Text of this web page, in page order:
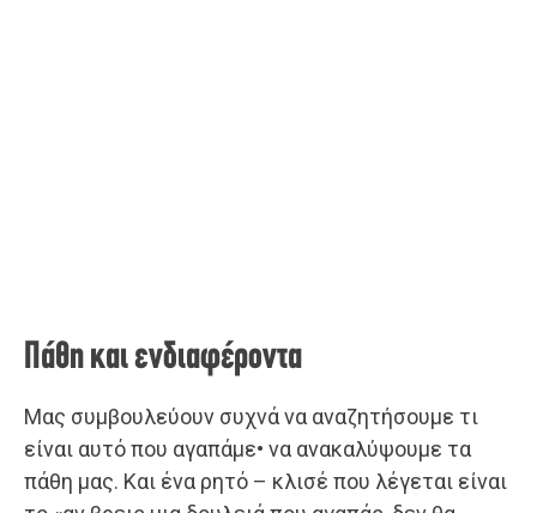
Πάθη και ενδιαφέροντα
Μας συμβουλεύουν συχνά να αναζητήσουμε τι
είναι αυτό που αγαπάμε• να ανακαλύψουμε τα
πάθη μας. Και ένα ρητό – κλισέ που λέγεται είναι